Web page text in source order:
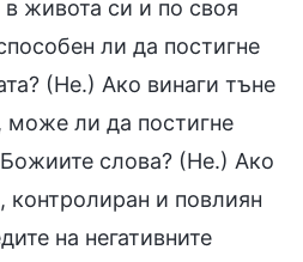
живота си и по своя
ли да постигне
(Не.) Ако винаги тъне
може ли да постигне
слова? (Не.) Ако
контролиран и повлиян
на негативните